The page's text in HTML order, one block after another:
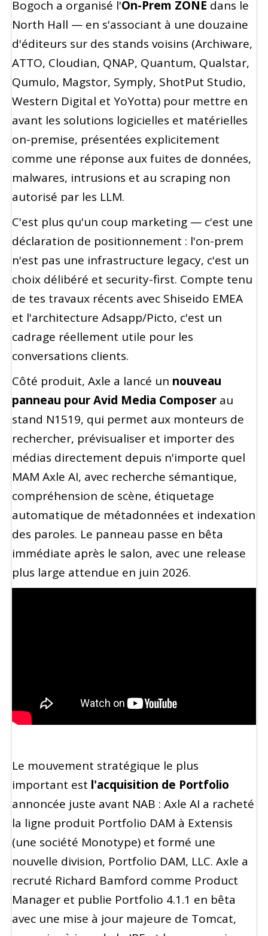
Bogoch a organisé l'On-Prem ZONE dans le
North Hall — en s'associant à une douzaine
d'éditeurs sur des stands voisins (Archiware,
ATTO, Cloudian, QNAP, Quantum, Qualstar,
Qumulo, Magstor, Symply, ShotPut Studio,
Western Digital et YoYotta) pour mettre en
avant les solutions logicielles et matérielles
on-premise, présentées explicitement
comme une réponse aux fuites de données,
malwares, intrusions et au scraping non
autorisé par les LLM.
C'est plus qu'un coup marketing — c'est une
déclaration de positionnement : l'on-prem
n'est pas une infrastructure legacy, c'est un
choix délibéré et security-first. Compte tenu
de tes travaux récents avec Shiseido EMEA
et l'architecture Adsapp/Picto, c'est un
cadrage réellement utile pour les
conversations clients.
Côté produit, Axle a lancé un nouveau
panneau pour Avid Media Composer au
stand N1519, qui permet aux monteurs de
rechercher, prévisualiser et importer des
médias directement depuis n'importe quel
MAM Axle AI, avec recherche sémantique,
compréhension de scène, étiquetage
automatique de métadonnées et indexation
des paroles. Le panneau passe en bêta
immédiate après le salon, avec une release
plus large attendue en juin 2026.
Le mouvement stratégique le plus
important est l'acquisition de Portfolio
annoncée juste avant NAB : Axle AI a racheté
la ligne produit Portfolio DAM à Extensis
(une société Monotype) et formé une
nouvelle division, Portfolio DAM, LLC. Axle a
recruté Richard Bamford comme Product
Manager et publie Portfolio 4.1.1 en bêta
avec une mise à jour majeure de Tomcat,